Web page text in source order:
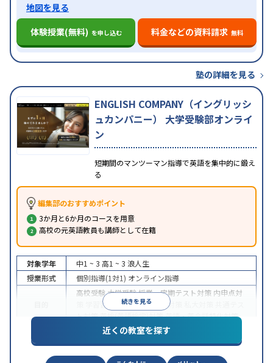
地図を見る
体験授業(無料) を申し込む 料金などの資料請求 無料
塾の詳細を見る
ENGLISH COMPANY（イングリッシ
ュカンパニー） 大学受験部オンライ
ン
短期間のマンツーマン指導で英語を集中的に鍛え
る
編集部のおすすめポイント
3か月と6か月のコースを用意
高校の元英語教員も講師として在籍
続きを見る
対象学年 中1 ~ 3 高1 ~ 3 浪人生
授業形式
個別指導(1対1) オンライン指導
高校受験大学受験授業・定期テスト対策 内申点対
学習習慣の定着国公立大対策
ト対策英検(英語検定)対策英語・英会話特化対策
特徴
中高一貫校生に対応授業の振替可能
学習にPC・タブレットを利用オンライン対応1
科目から受講可能
近くの教室を探す